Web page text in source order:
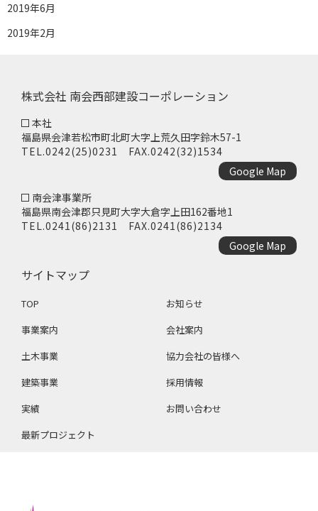
2019年6月
2019年2月
株式会社 南会西部建設コーポレーション
本社
福島県会津若松市町北町大字上荒久田字鈴木57-1
TEL.0242(25)0231 FAX.0242(32)1534
Google Map
南会津事業所
福島県南会津郡只見町大字大倉字上田162番地1
TEL.0241(86)2131 FAX.0241(86)2134
Google Map
サイトマップ
TOP
事業案内
土木事業
建築事業
実績
最新プロジェクト
お知らせ
会社案内
協力会社の皆様へ
採用情報
お問い合わせ